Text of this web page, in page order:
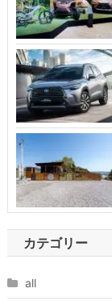
カテゴリー
all